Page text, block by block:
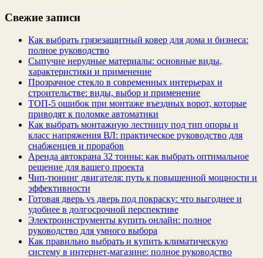
Свежие записи
Как выбрать грязезащитный ковер для дома и бизнеса:
полное руководство
Сыпучие нерудные материалы: основные виды,
характеристики и применение
Прозрачное стекло в современных интерьерах и
строительстве: виды, выбор и применение
ТОП-5 ошибок при монтаже въездных ворот, которые
приводят к поломке автоматики
Как выбрать монтажную лестницу под тип опоры и
класс напряжения ВЛ: практическое руководство для
снабженцев и прорабов
Аренда автокрана 32 тонны: как выбрать оптимальное
решение для вашего проекта
Чип‑тюнинг двигателя: путь к повышенной мощности и
эффективности
Готовая дверь vs дверь под покраску: что выгоднее и
удобнее в долгосрочной перспективе
Электроинструменты купить онлайн: полное
руководство для умного выбора
Как правильно выбрать и купить климатическую
систему в интернет‑магазине: полное руководство